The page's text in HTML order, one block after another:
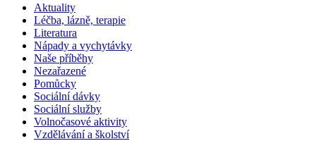
Aktuality
Léčba, lázně, terapie
Literatura
Nápady a vychytávky
Naše příběhy
Nezařazené
Pomůcky
Sociální dávky
Sociální služby
Volnočasové aktivity
Vzdělávání a školství